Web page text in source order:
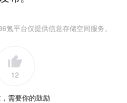
氪平台仅提供信息存储空间服务。
12
需要你的鼓励